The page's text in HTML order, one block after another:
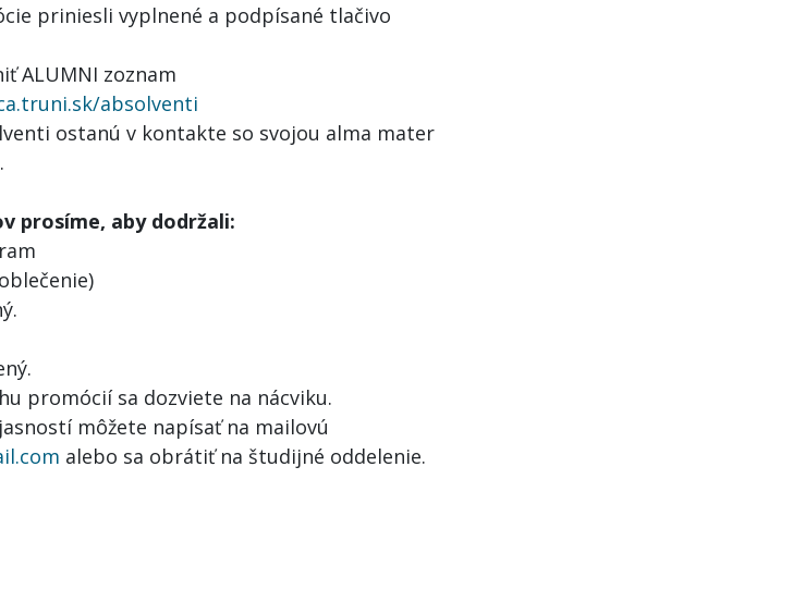
priniesli vyplnené a podpísané tlačivo
ALUMNI zoznam
absolventi
ostanú v kontakte so svojou alma mater
prosíme, aby dodržali:
promócií sa dozviete na nácviku.
môžete napísať na mailovú
alebo sa obrátiť na študijné oddelenie.